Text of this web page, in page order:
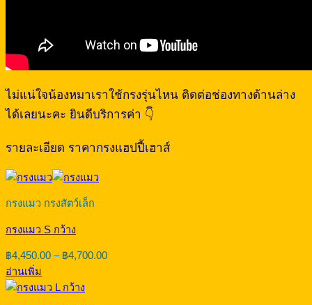
ไม่แน่ใจน้องหมาเราใช้กรงรุ่นไหน ติดต่อช่องทางด้านล่าง
ได้เลยนะคะ ยินดีบริการค่า 👇
รายละเอียด ราคากรงแฮปปี้เฮาส์
กรงแมว กรงสัตว์เล็ก
กรงแมว S กว้าง
฿4,450.00 – ฿4,700.00Price
อ่านเพิ่ม